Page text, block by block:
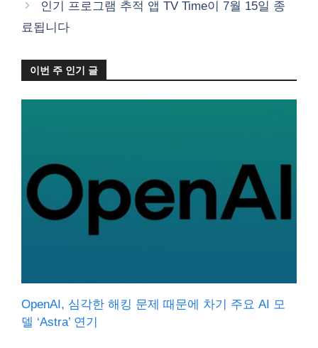
인기 프로그램 추적 앱 TV Time이 7월 15일 종
료됩니다
이번 주 인기 글
OpenAI, 심각한 해킹 문제 때문에 차기 주요 AI 모
델 ‘Astra’ 연기